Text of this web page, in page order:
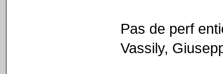
Pas de perf
Vassily,